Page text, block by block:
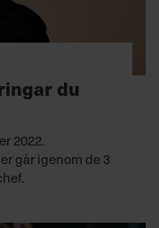
du
2022.
går igenom de 3